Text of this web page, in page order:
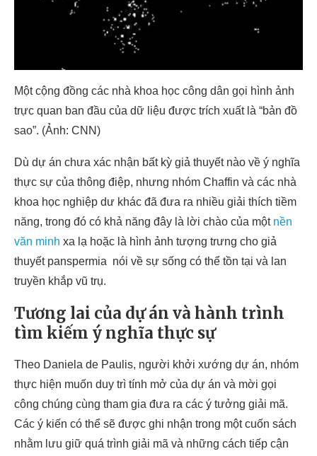
Một cộng đồng các nhà khoa học công dân gọi hình ảnh
trực quan ban đầu của dữ liệu được trích xuất là “bản đồ
sao”. (Ảnh: CNN)
Dù dự án chưa xác nhận bất kỳ giả thuyết nào về ý nghĩa
thực sự của thông điệp, nhưng nhóm Chaffin và các nhà
khoa học nghiệp dư khác đã đưa ra nhiều giải thích tiềm
năng, trong đó có khả năng đây là lời chào của một nền
văn minh xa lạ hoặc là hình ảnh tượng trưng cho giả
thuyết panspermia nói về sự sống có thể tồn tại và lan
truyền khắp vũ trụ.
Tương lai của dự án và hành trình
tìm kiếm ý nghĩa thực sự
Theo Daniela de Paulis, người khởi xướng dự án, nhóm
thực hiện muốn duy trì tính mở của dự án và mời gọi
công chúng cùng tham gia đưa ra các ý tưởng giải mã.
Các ý kiến có thể sẽ được ghi nhận trong một cuốn sách
nhằm lưu giữ quá trình giải mã và những cách tiếp cận